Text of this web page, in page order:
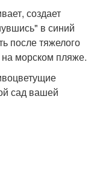
создает
в синий
после тяжелого
на морском пляже.
сад вашей